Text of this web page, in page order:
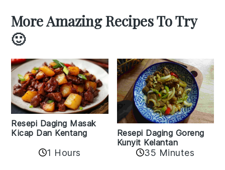
More Amazing Recipes To Try
🙂
Resepi Daging Masak
Kicap Dan Kentang
1 Hours
Resepi Daging Goreng
Kunyit Kelantan
35 Minutes